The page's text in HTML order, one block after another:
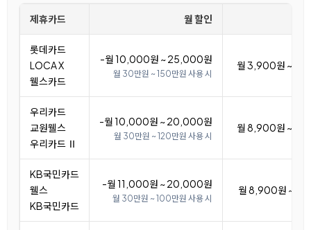
제휴카드 월 할인
롯데카드
LOCA X
웰스카드
-월 10,000원 ~ 25,000원
월 30만원 ~ 150만원 사용 시
월 3,900원 ~
우리카드
교원웰스
우리카드 Ⅱ
-월 10,000원 ~ 20,000원
월 30만원 ~ 120만원 사용 시
월 8,900원 ~
KB국민카드
웰스
KB국민카드
-월 11,000원 ~ 20,000원
월 30만원 ~ 100만원 사용 시
월 8,900원 ~